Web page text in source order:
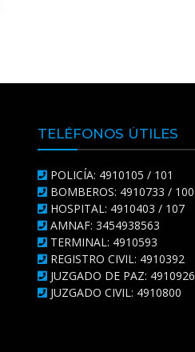
TELÉFONOS ÚTILES
POLICÍA: 4910105 / 101
BOMBEROS: 4910733 / 100
HOSPITAL: 4910403 / 107
AMNAF: 3454938563
TERMINAL: 4910593
REGISTRO CIVIL: 4910392
JUZGADO DE PAZ: 4910926
JUZGADO CIVIL: 4910800